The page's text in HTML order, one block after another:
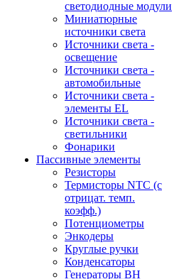
светодиодные модули
Миниатюрные
источники света
Источники света -
освещение
Источники света -
автомобильные
Источники света -
элементы EL
Источники света -
светильники
Фонарики
Пассивные элементы
Резисторы
Термисторы NTC (с
отрицат. темп.
коэфф.)
Потенциометры
Энкодеры
Круглые ручки
Конденсаторы
Генераторы ВН